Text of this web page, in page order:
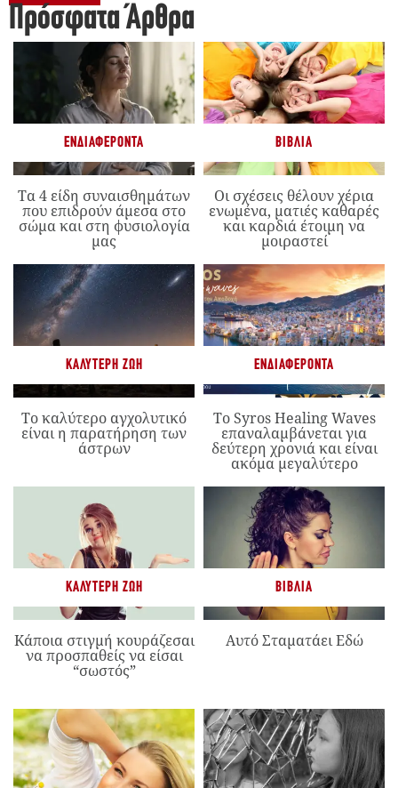
Πρόσφατα Άρθρα
ΕΝΔΙΑΦΈΡΟΝΤΑ
Τα 4 είδη συναισθημάτων
που επιδρούν άμεσα στο
σώμα και στη φυσιολογία
μας
ΒΙΒΛΊΑ
Οι σχέσεις θέλουν χέρια
ενωμένα, ματιές καθαρές
και καρδιά έτοιμη να
μοιραστεί
ΚΑΛΎΤΕΡΗ ΖΩΉ
Το καλύτερο αγχολυτικό
είναι η παρατήρηση των
άστρων
ΕΝΔΙΑΦΈΡΟΝΤΑ
Το Syros Healing Waves
επαναλαμβάνεται για
δεύτερη χρονιά και είναι
ακόμα μεγαλύτερο
ΚΑΛΎΤΕΡΗ ΖΩΉ
Κάποια στιγμή κουράζεσαι
να προσπαθείς να είσαι
“σωστός”
ΒΙΒΛΊΑ
Αυτό Σταματάει Εδώ